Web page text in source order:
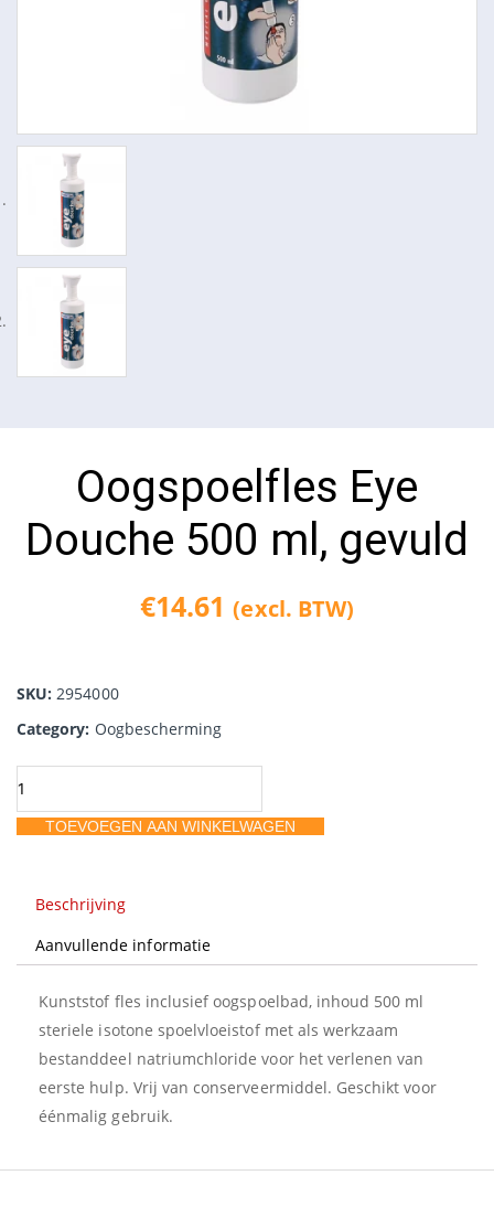
Oogspoelfles Eye
Douche 500 ml, gevuld
€14.61 (excl. BTW)
SKU:2954000
Category: Oogbescherming
Oogspoelfles
Eye
Douche
aantal
TOEVOEGEN AAN WINKELWAGEN
Beschrijving
Aanvullende informatie
Kunststof fles inclusief oogspoelbad, inhoud 500 ml
steriele isotone spoelvloeistof met als werkzaam
bestanddeel natriumchloride voor het verlenen van
eerste hulp. Vrij van conserveermiddel. Geschikt voor
éénmalig gebruik.